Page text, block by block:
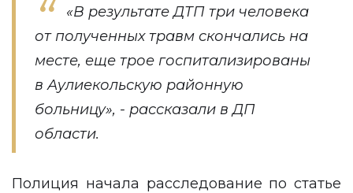
«В результате ДТП три человека
от полученных травм скончались на
месте, еще трое госпитализированы
в Аулиекольскую районную
больницу», - рассказали в ДП
области.
Полиция начала расследование по статье